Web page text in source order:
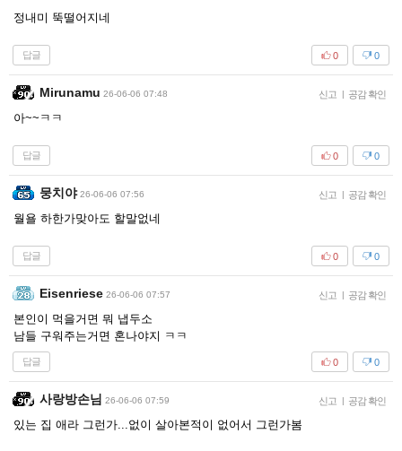
정내미 뚝떨어지네
답글 0
0
Mirunamu 26-06-06 07:48 신고 | 공감 확인
아~~ㅋㅋ
답글 0
0
뭉치야 26-06-06 07:56 신고 | 공감 확인
월욜 하한가맞아도 할말없네
답글 0
0
Eisenriese 26-06-06 07:57 신고 | 공감 확인
본인이 먹을거면 뭐 냅두소
남들 구워주는거면 혼나야지 ㅋㅋ
답글 0
0
사랑방손님 26-06-06 07:59 신고 | 공감 확인
있는 집 애라 그런가...없이 살아본적이 없어서 그런가봄